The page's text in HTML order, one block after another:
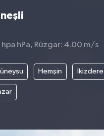
hpa hPa, Rüzgar: 4.00 m/s
Hemşin İkizdere